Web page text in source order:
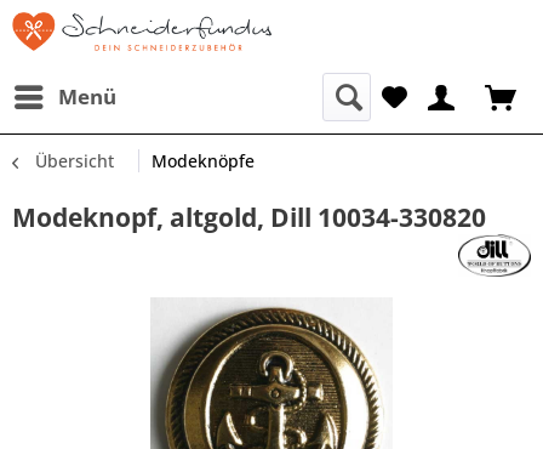
Menü
Übersicht Modeknöpfe
Modeknopf, altgold, Dill 10034-330820